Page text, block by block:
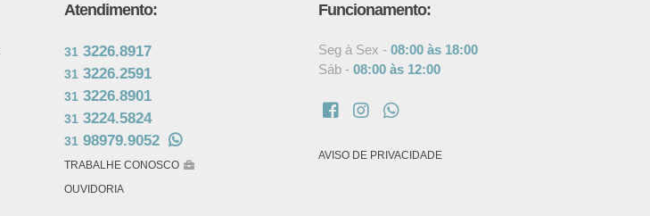
Atendimento:
31 3226.8917
31 3226.2591
31 3226.8901
31 3224.5824
31 98979.9052
TRABALHE CONOSCO
OUVIDORIA
Funcionamento:
Seg à Sex - 08:00 às 18:00
Sáb - 08:00 às 12:00
AVISO DE PRIVACIDADE